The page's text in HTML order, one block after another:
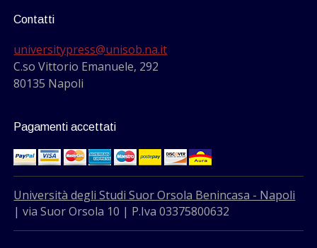
Contatti
universitypress@unisob.na.it
C.so Vittorio Emanuele, 292
80135 Napoli
Pagamenti accettati
Università degli Studi Suor Orsola Benincasa - Napoli
| via Suor Orsola 10 | P.Iva 03375800632